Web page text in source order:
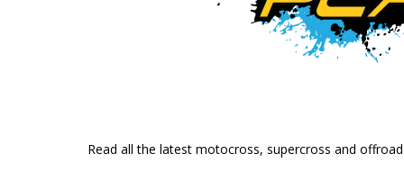
Read all the latest motocross, supercross and